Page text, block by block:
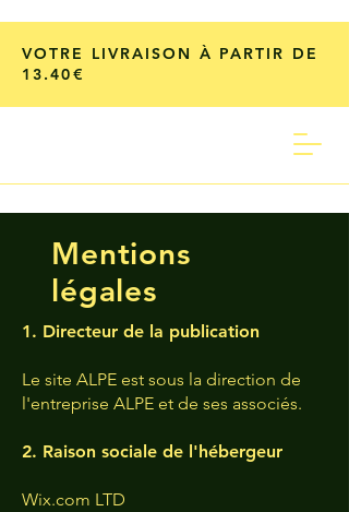
VOTRE LIVRAISON À PARTIR DE
13.40€
Mentions
légales
1. Directeur de la publication
Le site ALPE est sous la direction de
l'entreprise ALPE et de ses associés.
2. Raison sociale de l'hébergeur
Wix.com LTD